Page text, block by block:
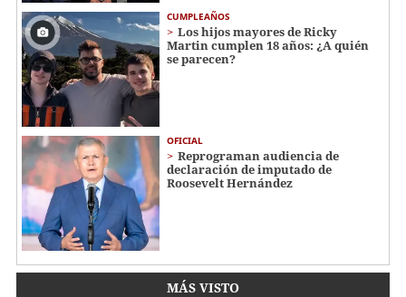
CUMPLEAÑOS
Los hijos mayores de Ricky
Martin cumplen 18 años: ¿A quién
se parecen?
OFICIAL
Reprograman audiencia de
declaración de imputado de
Roosevelt Hernández
MÁS VISTO